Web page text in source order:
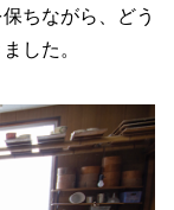
ちながら、どう
した。